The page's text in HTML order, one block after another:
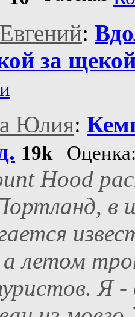
:
за
Юлия:
19k
Hood
в
летом
Я -